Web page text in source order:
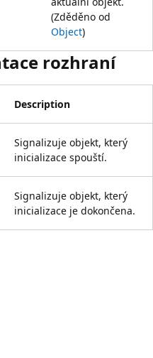
(Zděděno od
Object)
rozhraní
Description
Signalizuje objekt, který
inicializace spouští.
Signalizuje objekt, který
inicializace je dokončena.